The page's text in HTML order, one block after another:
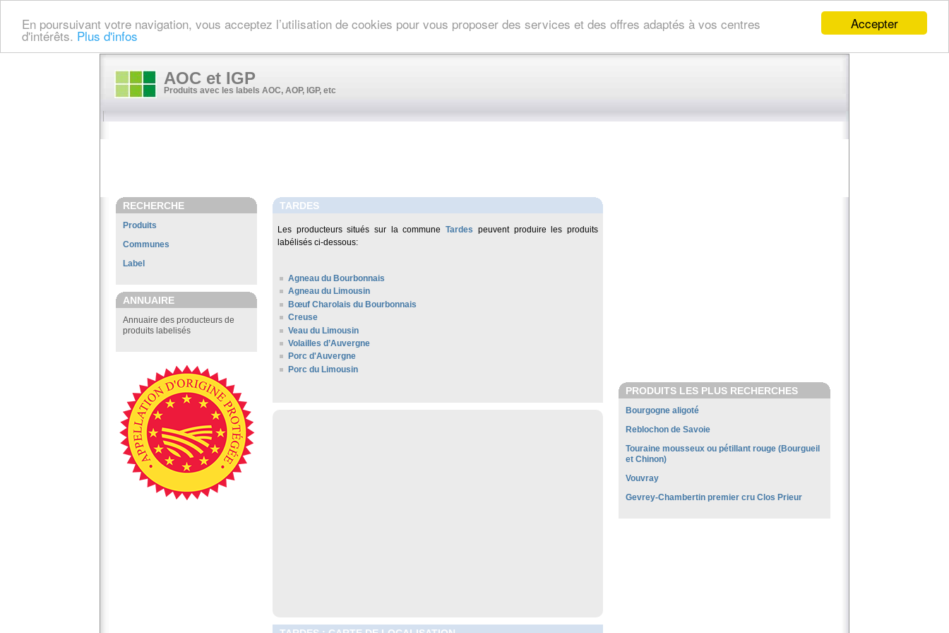
Accepter
En poursuivant votre navigation, vous acceptez l’utilisation de cookies pour vous proposer des services et des offres adaptés à vos centres
d'intérêts. Plus d'infos
AOC et IGP
Produits avec les labels AOC, AOP, IGP, etc
RECHERCHE
Produits
Communes
Label
ANNUAIRE
Annuaire des producteurs de
produits labelisés
TARDES
Les producteurs situés sur la communeTardes peuvent produire les produits
labélisés ci-dessous:
Agneau du Bourbonnais
Agneau du Limousin
Bœuf Charolais du Bourbonnais
Creuse
Veau du Limousin
Volailles d’Auvergne
Porc d'Auvergne
Porc du Limousin
PRODUITS LES PLUS RECHERCHES
Bourgogne aligoté
Reblochon de Savoie
Touraine mousseux ou pétillant rouge (Bourgueil
et Chinon)
Vouvray
Gevrey-Chambertin premier cru Clos Prieur